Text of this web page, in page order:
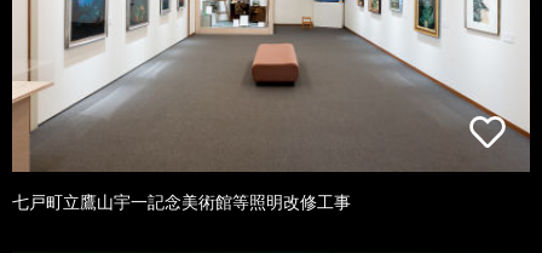
七戸町立鷹山宇一記念美術館等照明改修工事